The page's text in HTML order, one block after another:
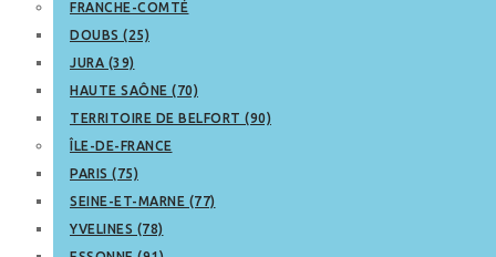
FRANCHE-COMTÉ
DOUBS (25)
JURA (39)
HAUTE SAÔNE (70)
TERRITOIRE DE BELFORT (90)
ÎLE-DE-FRANCE
PARIS (75)
SEINE-ET-MARNE (77)
YVELINES (78)